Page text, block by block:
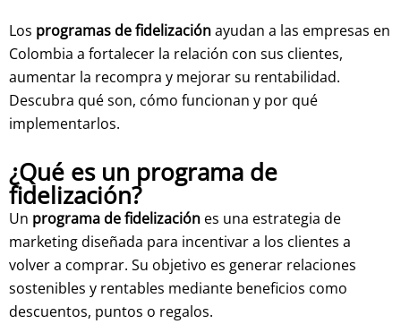
Los programas de fidelizaciónayudan a las empresas en
Colombia a fortalecer la relación con sus clientes,
aumentar la recompra y mejorar su rentabilidad.
Descubra qué son, cómo funcionan y por qué
implementarlos.
¿Qué es un programa de
fidelización?
Un programa de fidelización es una estrategia de
marketing diseñada para incentivar a los clientes a
volver a comprar. Su objetivo es generar relaciones
sostenibles y rentables mediante beneficios como
descuentos, puntos o regalos.